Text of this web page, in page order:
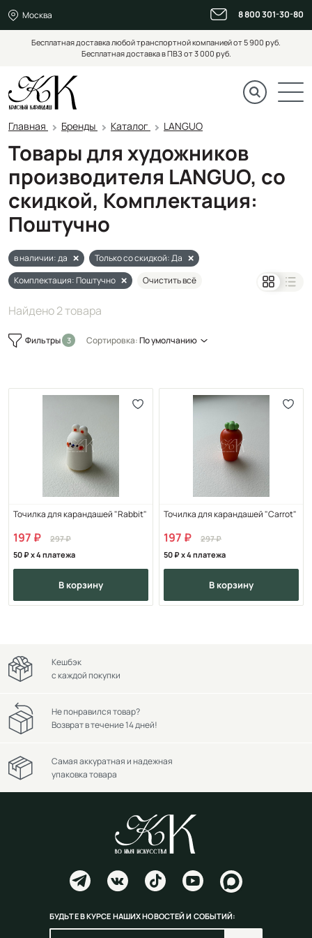
Москва 8 800 301-30-80
Бесплатная доставка любой транспортной компанией от 5 900 руб.
Бесплатная доставка в ПВЗ от 3 000 руб.
Главная Бренды Каталог LANGUO
Товары для художников
производителя LANGUO, со
скидкой, Комплектация:
Поштучно
в наличии: да
Только со скидкой: Да
Комплектация: Поштучно
Очистить всё
Найдено 2 товара
Фильтры Сортировка:По умолчанию
Точилка для карандашей "Rabbit"
197
297
50
x 4 платежа
в корзину
Точилка для карандашей "Carrot"
197
297
50
x 4 платежа
в корзину
Кешбэк
с каждой покупки
Не понравился товар?
Возврат в течение 14 дней!
Самая аккуратная и надежная
упаковка товара
БУДЬТЕ В КУРСЕ НАШИХ НОВОСТЕЙ И СОБЫТИЙ: